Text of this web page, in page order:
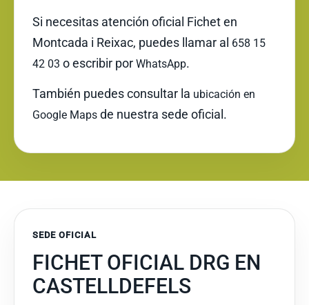
Si necesitas atención oficial Fichet en
Montcada i Reixac, puedes llamar al 658 15
42 03 o escribir por WhatsApp.
También puedes consultar la ubicación en
Google Maps de nuestra sede oficial.
SEDE OFICIAL
FICHET OFICIAL DRG EN
CASTELLDEFELS